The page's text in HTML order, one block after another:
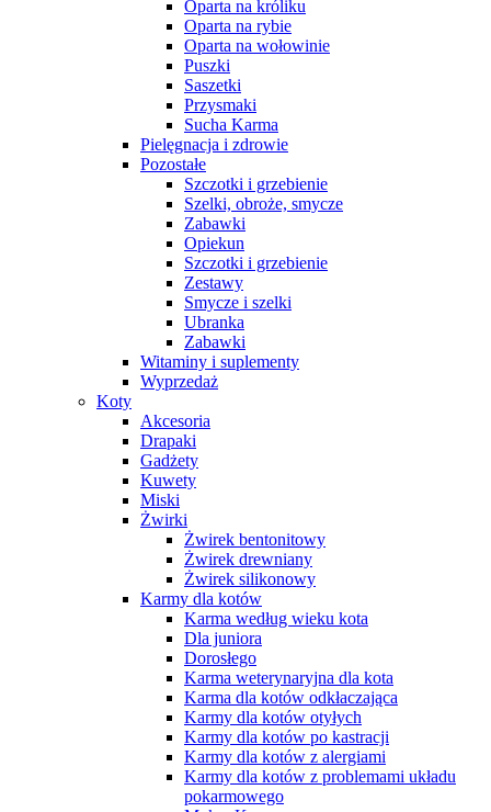
Oparta na króliku
Oparta na rybie
Oparta na wołowinie
Puszki
Saszetki
Przysmaki
Sucha Karma
Pielęgnacja i zdrowie
Pozostałe
Szczotki i grzebienie
Szelki, obroże, smycze
Zabawki
Opiekun
Szczotki i grzebienie
Zestawy
Smycze i szelki
Ubranka
Zabawki
Witaminy i suplementy
Wyprzedaż
Koty
Akcesoria
Drapaki
Gadżety
Kuwety
Miski
Żwirki
Żwirek bentonitowy
Żwirek drewniany
Żwirek silikonowy
Karmy dla kotów
Karma według wieku kota
Dla juniora
Dorosłego
Karma weterynaryjna dla kota
Karma dla kotów odkłaczająca
Karmy dla kotów otyłych
Karmy dla kotów po kastracji
Karmy dla kotów z alergiami
Karmy dla kotów z problemami układu
pokarmowego